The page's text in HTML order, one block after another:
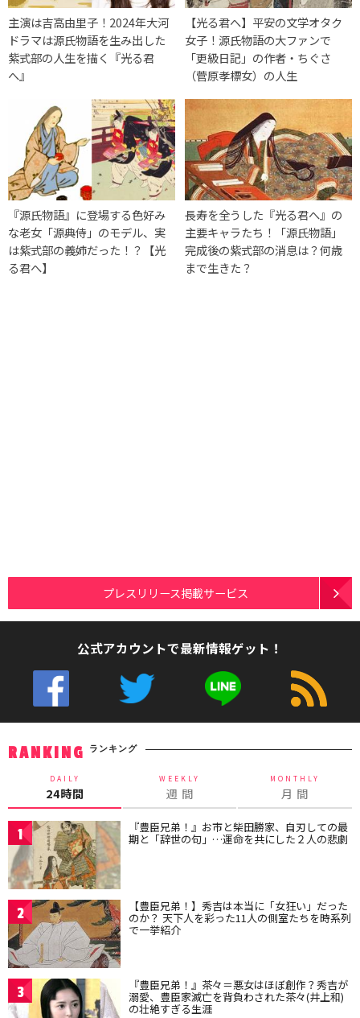
主演は吉高由里子！2024年大河
ドラマは源氏物語を生み出した
紫式部の人生を描く『光る君
へ』
【光る君へ】平安の文学オタク
女子！源氏物語の大ファンで
「更級日記」の作者・ちぐさ
（菅原孝標女）の人生
『源氏物語』に登場する色好み
な老女「源典侍」のモデル、実
は紫式部の義姉だった！？【光
る君へ】
長寿を全うした『光る君へ』の
主要キャラたち！「源氏物語」
完成後の紫式部の消息は？何歳
まで生きた？
プレスリリース掲載サービス
公式アカウントで最新情報ゲット！
RANKING ランキング
DAILY
24時間
WEEKLY
週 間
MONTHLY
月 間
1 『豊臣兄弟！』お市と柴田勝家、自刃しての最
期と「辞世の句」…運命を共にした２人の悲劇
2 【豊臣兄弟！】秀吉は本当に「女狂い」だった
のか？ 天下人を彩った11人の側室たちを時系列
で一挙紹介
3 『豊臣兄弟！』茶々＝悪女はほぼ創作？秀吉が
溺愛、豊臣家滅亡を背負わされた茶々(井上和)
の壮絶すぎる生涯